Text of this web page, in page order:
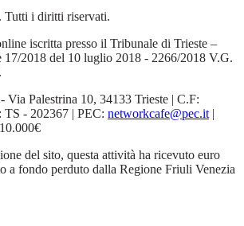
Tutti i diritti riservati.
iscritta presso il Tribunale di Trieste –
17/2018 del 10 luglio 2018 - 2266/2018 V.G.
Palestrina 10, 34133 Trieste | C.F:
- 202367 | PEC: networkcafe@pec.it|
del sito, questa attività ha ricevuto euro
a fondo perduto dalla Regione Friuli Venezia